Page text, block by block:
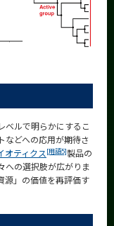
ベルで明らかにするこ
などへの応用が期待さ
オティクス [用語5]製品の
への選択肢が広がりま
源」の価値を再評価す